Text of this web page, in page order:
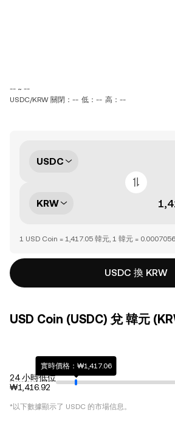
-- ~ --
USDC/KRW 關閉：-- 低：-- 高：--
USDC
KRW
1 USD Coin = 1,417.05 韓元, 1 韓元 =
USDC 換 KRW
USD Coin (USDC) 兌 韓元
24 小時低位
₩1,416.92
實時價格：₩1,417.06
*以下數據顯示了 USDC 的市場信息。